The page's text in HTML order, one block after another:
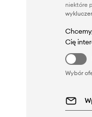
niektóre
Cię
Wybór